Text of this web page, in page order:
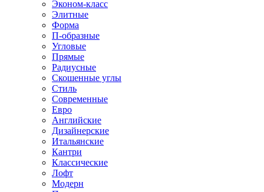
Эконом-класс
Элитные
Форма
П-образные
Угловые
Прямые
Радиусные
Скошенные углы
Стиль
Современные
Евро
Английские
Дизайнерские
Итальянские
Кантри
Классические
Лофт
Модерн